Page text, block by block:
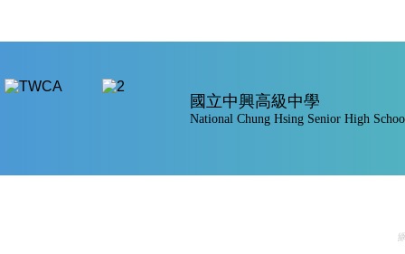
國立中興高級中學
National Chung Hsing Senior High